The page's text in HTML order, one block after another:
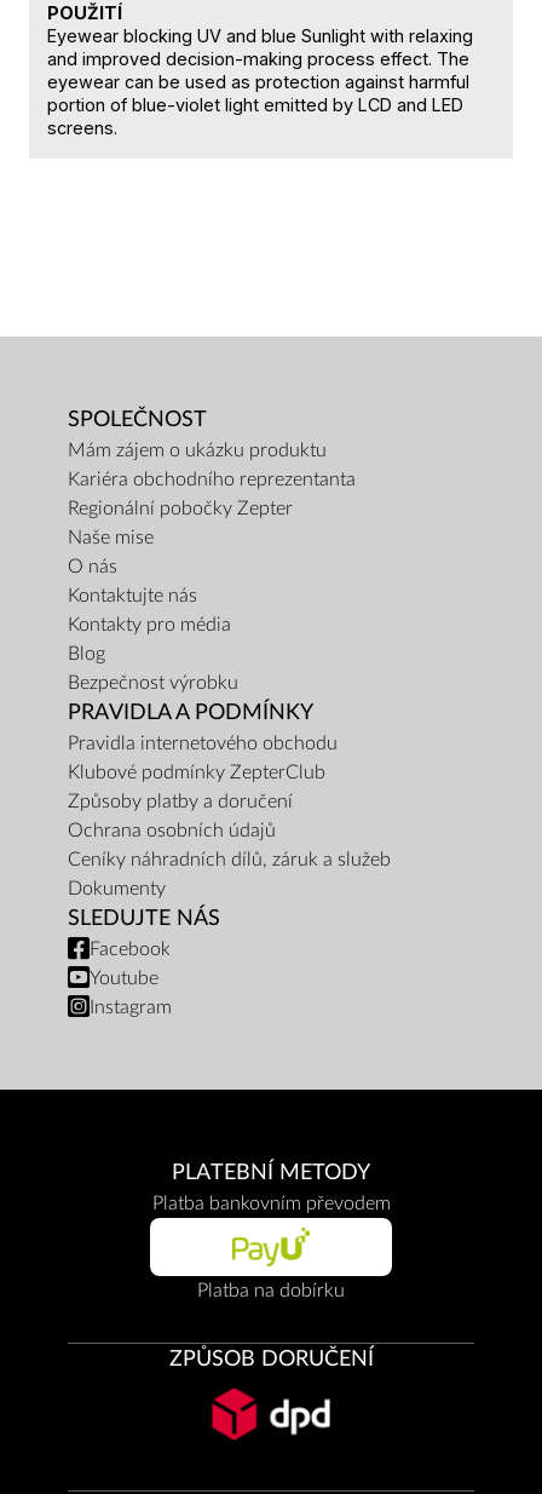
POUŽITÍ
Eyewear blocking UV and blue Sunlight with relaxing
and improved decision-making process effect. The
eyewear can be used as protection against harmful
portion of blue-violet light emitted by LCD and LED
screens.
SPOLEČNOST
Mám zájem o ukázku produktu
Kariéra obchodního reprezentanta
Regionální pobočky Zepter
Naše mise
O nás
Kontaktujte nás
Kontakty pro média
Blog
Bezpečnost výrobku
PRAVIDLA A PODMÍNKY
Pravidla internetového obchodu
Klubové podmínky ZepterClub
Způsoby platby a doručení
Ochrana osobních údajů
Ceníky náhradních dílů, záruk a služeb
Dokumenty
SLEDUJTE NÁS
Facebook
Youtube
Instagram
PLATEBNÍ METODY
Platba bankovním převodem
Platba na dobírku
ZPŮSOB DORUČENÍ